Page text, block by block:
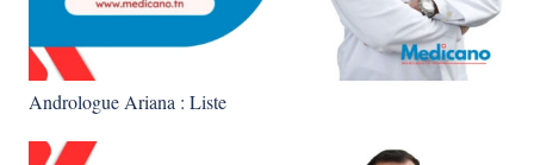
Andrologue Ariana : Liste